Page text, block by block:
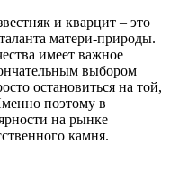
и кварцит – это
матери-природы.
имеет важное
выбором
остановиться на той,
поэтому в
на рынке
камня.